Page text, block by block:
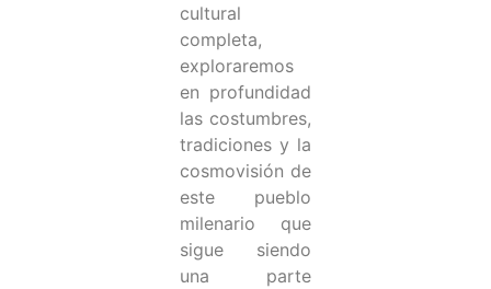
cultural
completa,
exploraremos
en profundidad
las costumbres,
tradiciones y la
cosmovisión de
este pueblo
milenario que
sigue siendo
una parte